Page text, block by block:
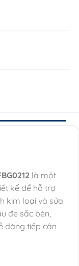
là một
kế để hỗ trợ
kim loại và sửa
đe sắc bén,
dàng tiếp cận